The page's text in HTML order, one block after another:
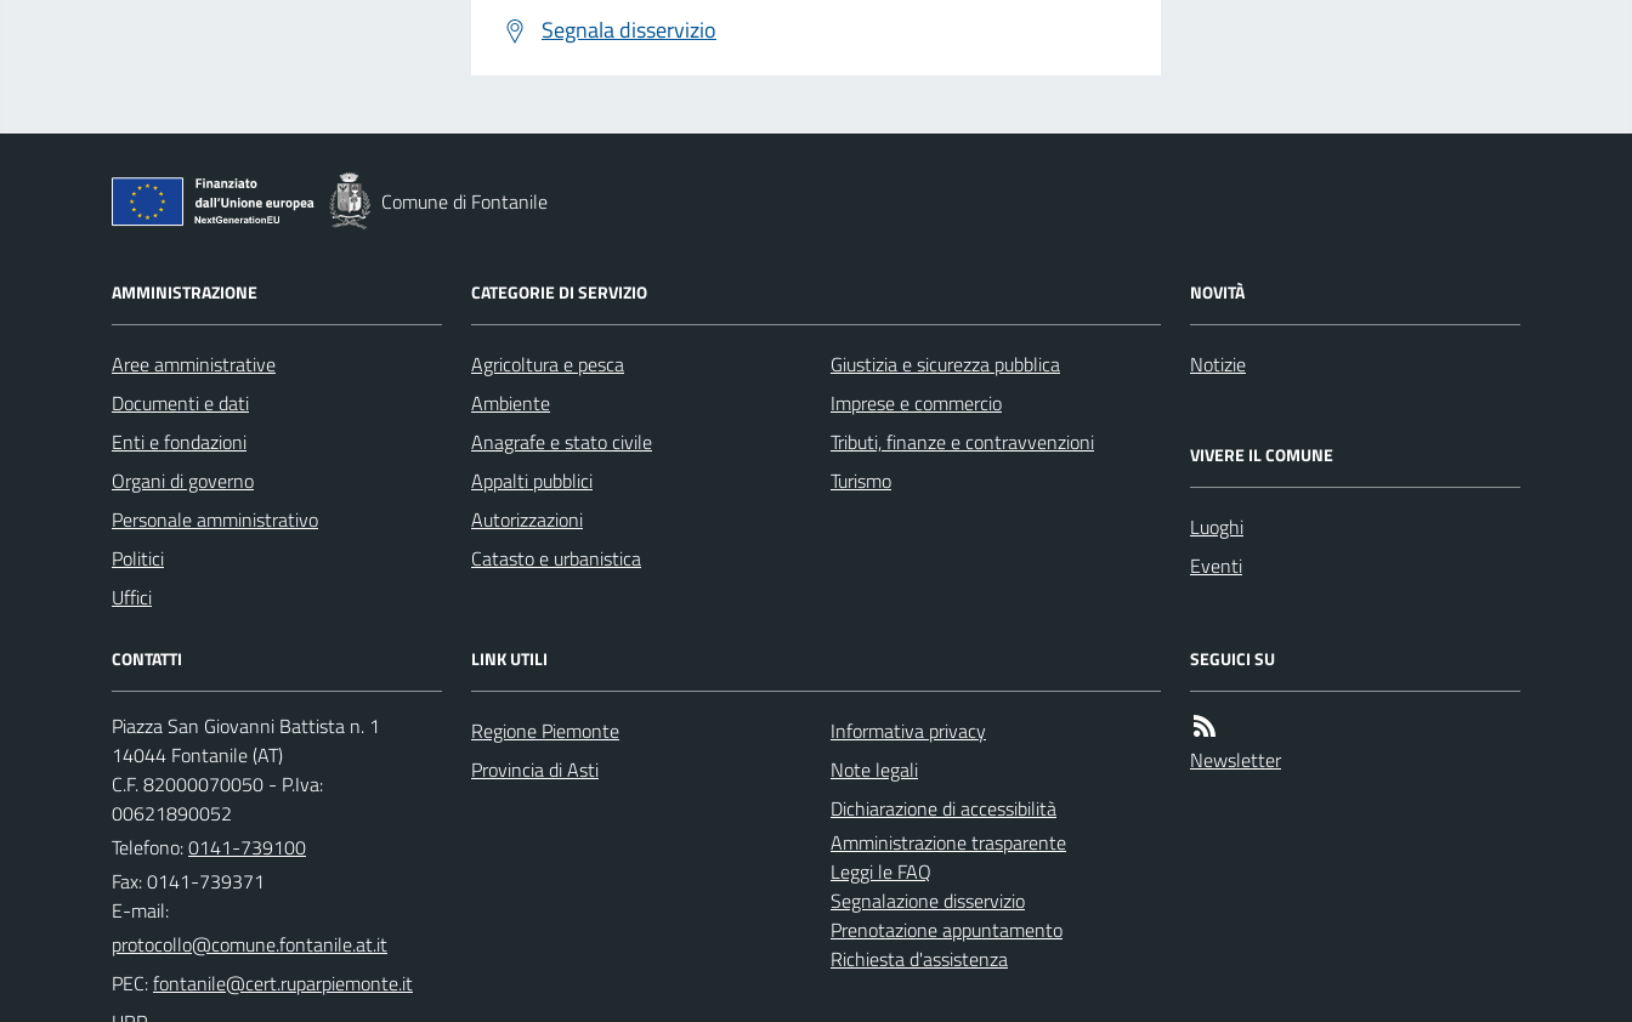
Segnala disservizio
Comune di Fontanile
AMMINISTRAZIONE
Aree amministrative
Documenti e dati
Enti e fondazioni
Organi di governo
Personale amministrativo
Politici
Uffici
CATEGORIE DI SERVIZIO
Agricoltura e pesca
Ambiente
Anagrafe e stato civile
Appalti pubblici
Autorizzazioni
Catasto e urbanistica
Giustizia e sicurezza pubblica
Imprese e commercio
Tributi, finanze e contravvenzioni
Turismo
NOVITÀ
Notizie
VIVERE IL COMUNE
Luoghi
Eventi
CONTATTI
Piazza San Giovanni Battista n. 1
14044 Fontanile (AT)
C.F. 82000070050 - P.Iva:
00621890052
Telefono:0141-739100
Fax: 0141-739371
E-mail:
PEC:
LINK UTILI
Regione Piemonte
Provincia di Asti
Informativa privacy
Note legali
Dichiarazione di accessibilità
Amministrazione trasparente
Leggi le FAQ
Segnalazione disservizio
Prenotazione appuntamento
Richiesta d'assistenza
SEGUICI SU
Newsletter